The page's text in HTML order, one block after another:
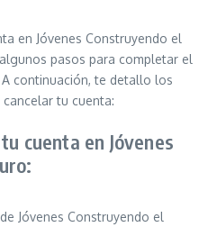
en Jóvenes Construyendo el
pasos para completar el
continuación, te detallo los
tu cuenta:
cuenta en Jóvenes
Jóvenes Construyendo el